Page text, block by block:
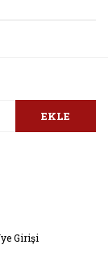
EKLE
Girişi